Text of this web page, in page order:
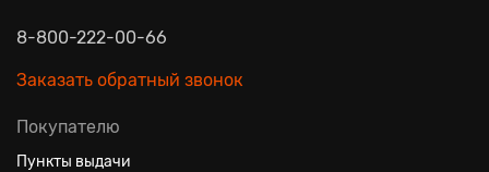
8-800-222-00-66
Заказать обратный звонок
Покупателю
Пункты выдачи